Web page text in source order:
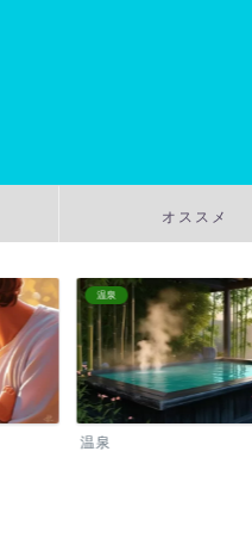
オススメ
温泉
温泉